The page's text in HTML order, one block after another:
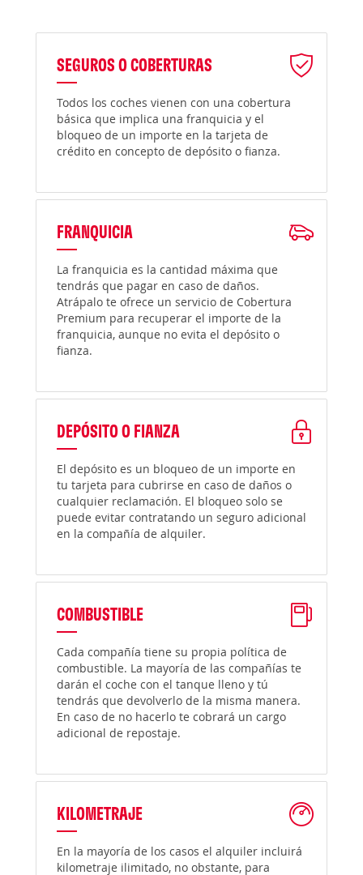
SEGUROS O COBERTURAS
Todos los coches vienen con una cobertura
básica que implica una franquicia y el
bloqueo de un importe en la tarjeta de
crédito en concepto de depósito o fianza.
FRANQUICIA
La franquicia es la cantidad máxima que
tendrás que pagar en caso de daños.
Atrápalo te ofrece un servicio de Cobertura
Premium para recuperar el importe de la
franquicia, aunque no evita el depósito o
fianza.
DEPÓSITO O FIANZA
El depósito es un bloqueo de un importe en
tu tarjeta para cubrirse en caso de daños o
cualquier reclamación. El bloqueo solo se
puede evitar contratando un seguro adicional
en la compañía de alquiler.
COMBUSTIBLE
Cada compañía tiene su propia política de
combustible. La mayoría de las compañías te
darán el coche con el tanque lleno y tú
tendrás que devolverlo de la misma manera.
En caso de no hacerlo te cobrará un cargo
adicional de repostaje.
KILOMETRAJE
En la mayoría de los casos el alquiler incluirá
kilometraje ilimitado, no obstante, para